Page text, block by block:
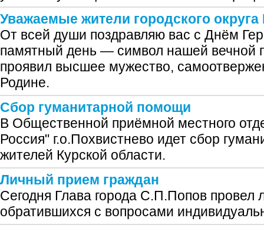
Уважаемые жители городского
От всей души поздравляю вас с Днём
памятный день — символ нашей вечной
проявил высшее мужество,
Родине.
Cбор гуманитарной помощи
В Общественной приёмной местного
Россия" г.о.Похвистнево идет сбор
жителей Курской области.
Личный прием граждан
Сегодня Глава города С.П.Попов провел
обратившихся с вопросами